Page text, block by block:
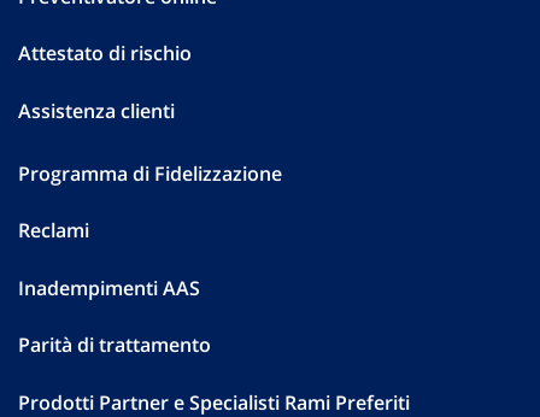
Attestato di rischio
Assistenza clienti
Programma di Fidelizzazione
Reclami
Inadempimenti AAS
Parità di trattamento
Prodotti Partner e Specialisti Rami Preferiti